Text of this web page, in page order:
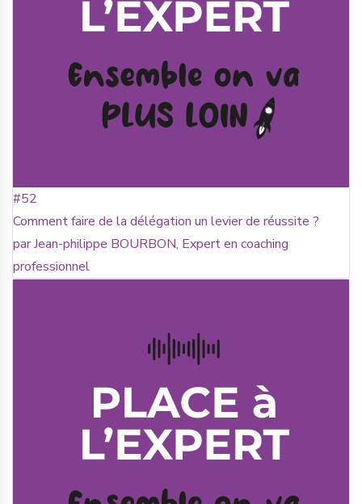
#52
Comment faire de la délégation un levier de réussite ?
par Jean-philippe BOURBON, Expert en coaching
professionnel